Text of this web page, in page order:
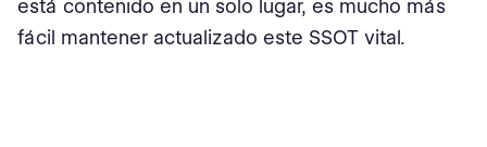
está contenido en un solo lugar, es mucho más
fácil mantener actualizado este SSOT vital.